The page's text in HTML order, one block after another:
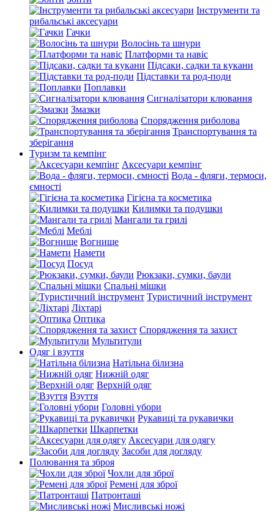
Інструменти та
рибальські аксесуари
Гачки
Волосінь та шнури
Платформи та навіс
Підсаки, садки та кукани
Підставки та род-поди
Поплавки
Сигналізатори клювання
Змазки
Спорядження риболова
Транспортування та
зберігання
Туризм та кемпінг
Аксесуари кемпінг
Вода - фляги, термоси,
ємності
Гігієна та косметика
Килимки та подушки
Мангали та грилі
Меблі
Вогнище
Намети
Посуд
Рюкзаки, сумки, баули
Спальні мішки
Туристичний інструмент
Ліхтарі
Оптика
Спорядження та захист
Мультитули
Одяг і взуття
Натільна білизна
Нижній одяг
Верхній одяг
Взуття
Головні убори
Рукавиці та рукавички
Шкарпетки
Аксесуари для одягу
Засоби для догляду
Полювання та зброя
Чохли для зброї
Ремені для зброї
Патронташі
Мисливські ножі